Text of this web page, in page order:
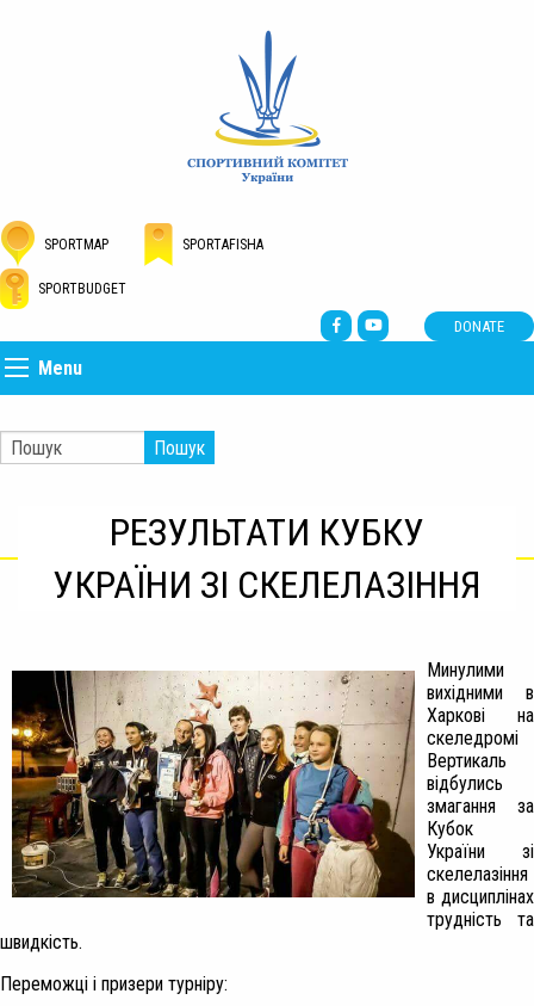
SPORTMAP SPORTAFISHA
SPORTBUDGET
DONATE
Menu
Пошук
РЕЗУЛЬТАТИ КУБКУ
УКРАЇНИ ЗІ СКЕЛЕЛАЗІННЯ
Минулими
вихідними в
Харкові на
скеледромі
Вертикаль
відбулись
змагання за
Кубок
України зі
скелелазіння
в дисциплінах
трудність та
швидкість.
Переможці і призери турніру: